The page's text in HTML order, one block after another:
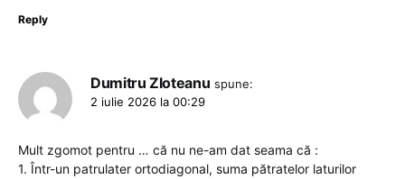
Reply
Dumitru Zloteanu spune:
2 iulie 2026 la 00:29
Mult zgomot pentru … că nu ne-am dat seama că :
1. Într-un patrulater ortodiagonal, suma pătratelor laturilor